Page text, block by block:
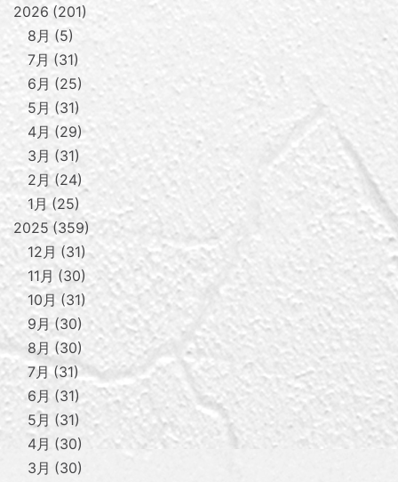
2026 201
8月
5
7月
31
6月
25
5月
31
4月
29
3月
31
2月
24
1月 25
2025 359
12月
31
11月
30
10月
31
9月
30
8月
30
7月
31
6月 31
5月
31
4月
30
3月
30